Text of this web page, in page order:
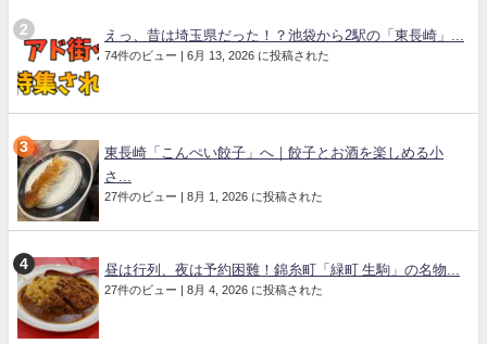
えっ、昔は埼玉県だった！？池袋から2駅の「東長崎」...
74件のビュー | 6月 13, 2026 に投稿された
東長崎「こんぺい餃子」へ｜餃子とお酒を楽しめる小
さ...
27件のビュー | 8月 1, 2026 に投稿された
昼は行列、夜は予約困難！錦糸町「緑町 生駒」の名物...
27件のビュー | 8月 4, 2026 に投稿された